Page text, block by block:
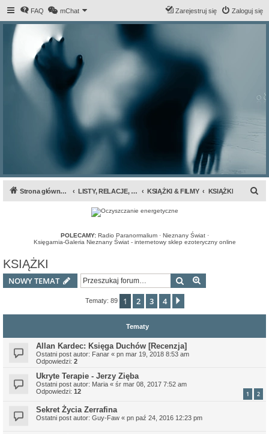
FAQ mChat Zaloguj się
Zarejestruj się
Strona główna forum LISTY, RELACJE, INFORMACJE... KSIĄŻKI & FILMY KSIĄŻKI
POLECAMY: Radio Paranormalium· Nieznany Świat·
Księgarnia-Galeria Nieznany Świat - internetowy sklep ezoteryczny online
KSIĄŻKI
NOWY TEMAT Szukaj
Tematy: 89 1 2 3 4
Tematy
Allan Kardec: Księga Duchów [Recenzja]
Ostatni post autor: Fanar « pn mar 19, 2018 8:53 am
Odpowiedzi: 2
Ukryte Terapie - Jerzy Zięba
Ostatni post autor: Maria « śr mar 08, 2017 7:52 am
Odpowiedzi: 12 1 2
Sekret Życia Zerrafina
Ostatni post autor: Guy-Faw « pn paź 24, 2016 12:23 pm